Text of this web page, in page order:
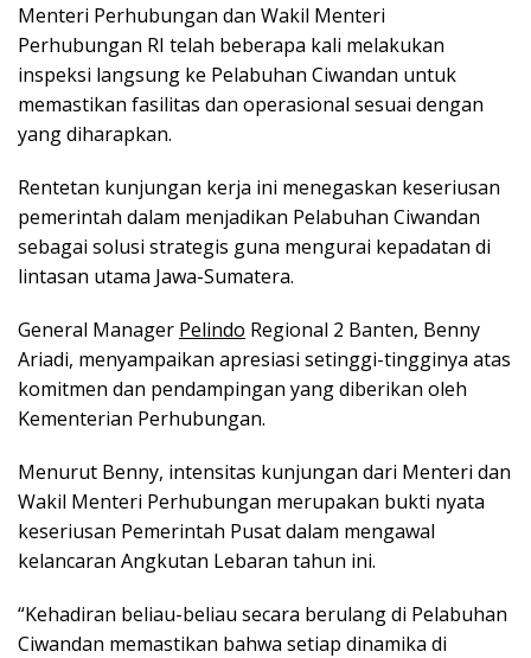
Menteri Perhubungan dan Wakil Menteri
Perhubungan RI telah beberapa kali melakukan
inspeksi langsung ke Pelabuhan Ciwandan untuk
memastikan fasilitas dan operasional sesuai dengan
yang diharapkan.
Rentetan kunjungan kerja ini menegaskan keseriusan
pemerintah dalam menjadikan Pelabuhan Ciwandan
sebagai solusi strategis guna mengurai kepadatan di
lintasan utama Jawa-Sumatera.
General Manager Pelindo Regional 2 Banten, Benny
Ariadi, menyampaikan apresiasi setinggi-tingginya atas
komitmen dan pendampingan yang diberikan oleh
Kementerian Perhubungan.
Menurut Benny, intensitas kunjungan dari Menteri dan
Wakil Menteri Perhubungan merupakan bukti nyata
keseriusan Pemerintah Pusat dalam mengawal
kelancaran Angkutan Lebaran tahun ini.
“Kehadiran beliau-beliau secara berulang di Pelabuhan
Ciwandan memastikan bahwa setiap dinamika di